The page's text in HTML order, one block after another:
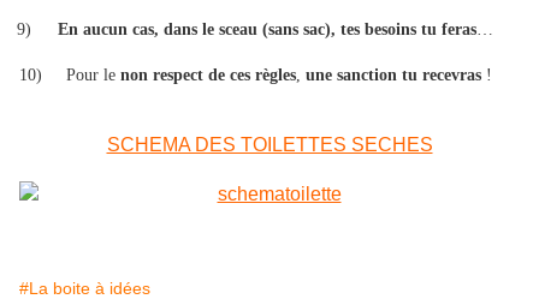
9) En aucun cas, dans le sceau (sans sac), tes besoins tu feras…
10) Pour le non respect de ces règles, une sanction tu recevras!
SCHEMA DES TOILETTES SECHES
#La boite à idées